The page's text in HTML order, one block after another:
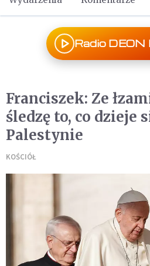
Radio
Franciszek: Ze
śledzę to, co dzieje
Palestynie
KOŚCIÓŁ